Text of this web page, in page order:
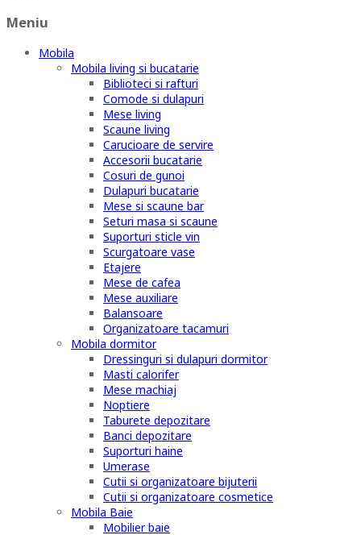
Meniu
Mobila
Mobila living si bucatarie
Biblioteci si rafturi
Comode si dulapuri
Mese living
Scaune living
Carucioare de servire
Accesorii bucatarie
Cosuri de gunoi
Dulapuri bucatarie
Mese si scaune bar
Seturi masa si scaune
Suporturi sticle vin
Scurgatoare vase
Etajere
Mese de cafea
Mese auxiliare
Balansoare
Organizatoare tacamuri
Mobila dormitor
Dressinguri si dulapuri dormitor
Masti calorifer
Mese machiaj
Noptiere
Taburete depozitare
Banci depozitare
Suporturi haine
Umerase
Cutii si organizatoare bijuterii
Cutii si organizatoare cosmetice
Mobila Baie
Mobilier baie